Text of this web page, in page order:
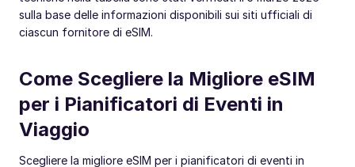
sulla base delle informazioni disponibili sui siti ufficiali di
ciascun fornitore di eSIM.
Come Scegliere la Migliore eSIM
per i Pianificatori di Eventi in
Viaggio
Scegliere la migliore eSIM per i pianificatori di eventi in